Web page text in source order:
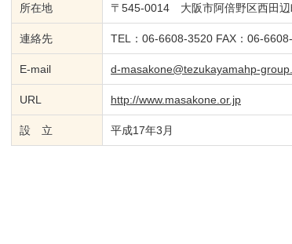
所在地 〒545-0014 大阪市阿倍野区西田辺
連絡先 TEL：06-6608-3520 FAX：06-
E-mail d-masakone@tezukayamahp-
URL http://www.masakone.or.jp
設 立 平成17年3月